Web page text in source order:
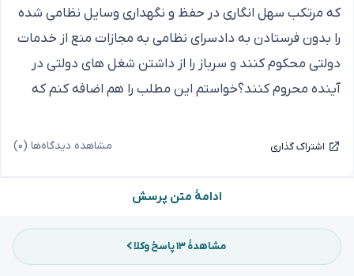
که مرتکب سهل انگاری در حفظ و نگهداری وسایل نظامی شده
را بدون فرستادن به دادسرای نظامی به مجازات منع از خدمات
دولتی محکوم کنند و سرباز را از داشتن شغل های دولتی در
آینده محروم کنند؟خواستم این مطلب را هم اضافه کنم که
بنده برایم ۱۰روز اضافه خدمت لحاظ کردند و مبلغ خسارت را از اشتراک گذاری مشاهده دیدگاه‌ها (۰)
ادامهٔ متن پرسش
مشاهدهٔ ۱۳ پاسخ وکلا